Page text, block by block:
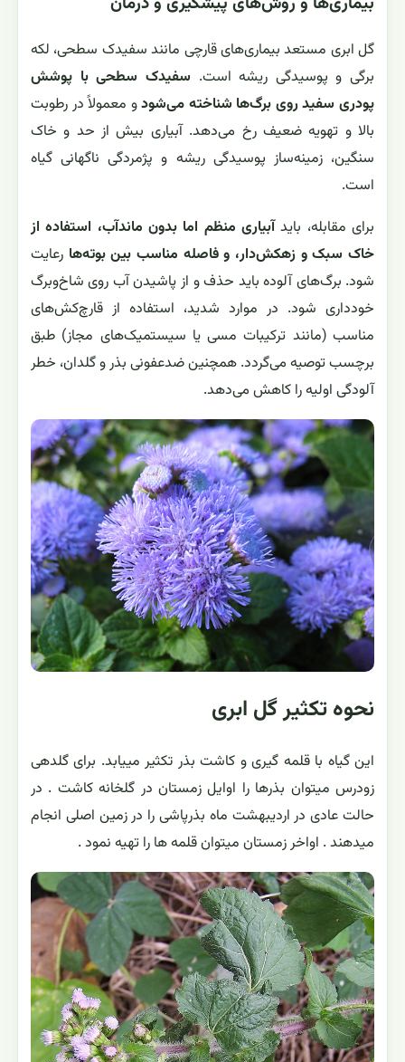
گل ابری مستعد بیماری‌های قارچی مانند سفیدک سطحی، لکه
برگی و پوسیدگی ریشه است. سفیدک سطحی با پوشش
پودری سفید روی برگ‌ها شناخته می‌شودو معمولاً در رطوبت
بالا و تهویه ضعیف رخ می‌دهد. آبیاری بیش از حد و خاک
سنگین، زمینه‌ساز پوسیدگی ریشه و پژمردگی ناگهانی گیاه
است.
برای مقابله، بایدآبیاری منظم اما بدون ماندآب، استفاده از
خاک سبک و زهکش‌دار، و فاصله مناسب بین بوته‌ها رعایت
شود. برگ‌های آلوده باید حذف و از پاشیدن آب روی شاخ‌وبرگ
خودداری شود. در موارد شدید، استفاده از قارچ‌کش‌های
مناسب (مانند ترکیبات مسی یا سیستمیک‌های مجاز) طبق
برچسب توصیه می‌گردد. همچنین ضدعفونی بذر و گلدان، خطر
آلودگی اولیه را کاهش می‌دهد.
نحوه تکثیر گل ابری
این گیاه با قلمه گیری و کاشت بذر تکثیر مییابد. برای گلدهی
زودرس میتوان بذرها را اوایل زمستان در گلخانه کاشت . در
حالت عادی در اردیبهشت ماه بذرپاشی را در زمین اصلی انجام
میدهند . اواخر زمستان میتوان قلمه ها را تهیه نمود .